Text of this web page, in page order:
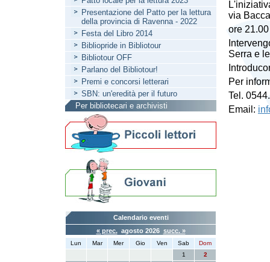
via
ore 21.00
Serra e
Per
Tel.
Email:
Presentazione del Patto per la lettura
della provincia di Ravenna - 2022
Festa del Libro 2014
Bibliopride in Bibliotour
Bibliotour OFF
Parlano del Bibliotour!
Premi e concorsi letterari
SBN: un'eredità per il futuro
Per bibliotecari e archivisti
Calendario eventi
« prec.agosto 2026 succ. »
Lun Mar Mer Gio Ven Sab
Dom
1
2